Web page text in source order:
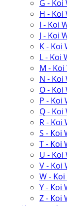
G -
H -
I - Koi
J - Koi
K - Koi
L - Koi
M -
N -
O -
P - Koi
Q -
R -
S - Koi
T - Koi
U -
V - Koi
W -
Y - Koi
Z - Koi